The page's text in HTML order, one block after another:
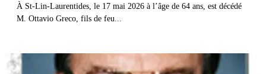
À St-Lin-Laurentides, le 17 mai 2026 à l’âge de 64 ans, est décédé
M. Ottavio Greco, fils de feu...